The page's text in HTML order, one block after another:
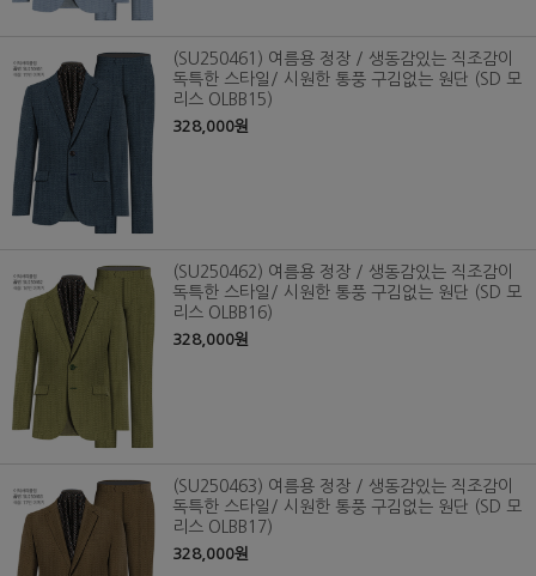
(SU250461) 여름용 정장 / 생동감있는 직조감이
독특한 스타일/ 시원한 통풍 구김없는 원단 (SD 모
리스 OLBB15)
328,000원
(SU250462) 여름용 정장 / 생동감있는 직조감이
독특한 스타일/ 시원한 통풍 구김없는 원단 (SD 모
리스 OLBB16)
328,000원
(SU250463) 여름용 정장 / 생동감있는 직조감이
독특한 스타일/ 시원한 통풍 구김없는 원단 (SD 모
리스 OLBB17)
328,000원